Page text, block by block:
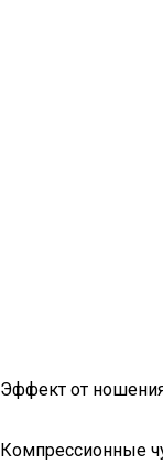
Эффект от
Компрессионные